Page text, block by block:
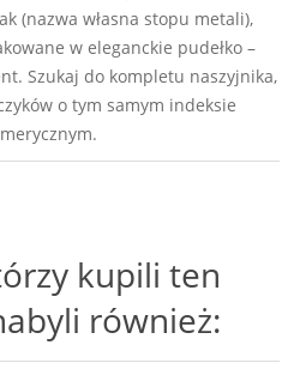
(nazwa własna stopu metali),
w eleganckie pudełko –
Szukaj do kompletu naszyjnika,
o tym samym indeksie
kupili ten
również: